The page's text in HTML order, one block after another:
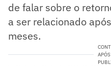
de falar sobre o
a ser relacionado
meses.